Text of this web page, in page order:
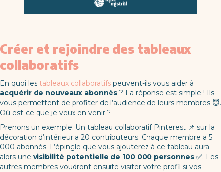
Créer et rejoindre des tableaux
collaboratifs
En quoi les tableaux collaboratifs peuvent-ils vous aider à
acquérir de nouveaux abonnés ? La réponse est simple ! Ils
vous permettent de profiter de l’audience de leurs membres 😇.
Où est-ce que je veux en venir ?
Prenons un exemple. Un tableau collaboratif Pinterest 📌 sur la
décoration d’intérieur a 20 contributeurs. Chaque membre a 5
000 abonnés. L’épingle que vous ajouterez à ce tableau aura
alors une visibilité potentielle de 100 000 personnes ✅. Les
autres membres voudront ensuite visiter votre profil si vos